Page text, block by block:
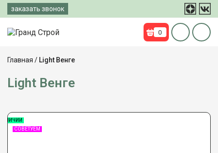
Перейти
содержимому
заказать звонок
0
Главная / Light Венге
Light Венге
СОВЕТУЕМ